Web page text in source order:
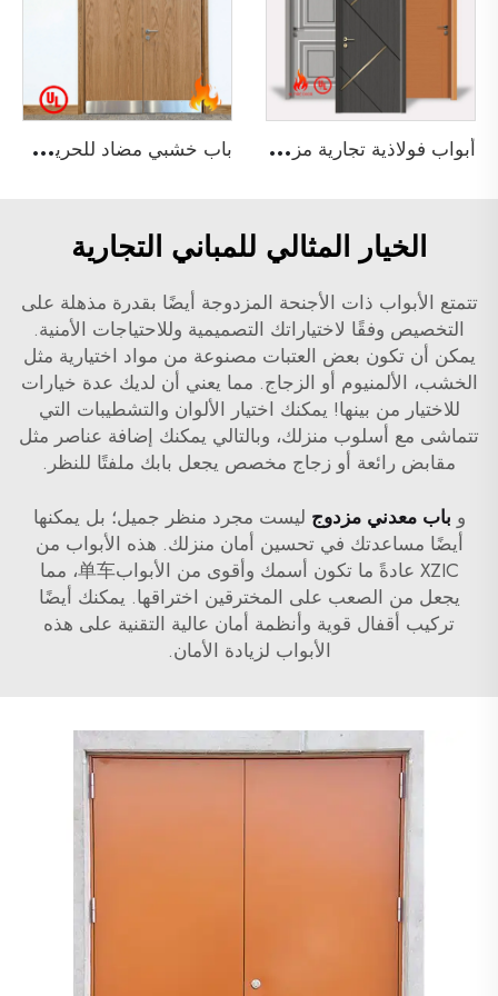
أ
بواب فولاذية تجارية مزدوجة وفردية مقاومة للحريق لمدة 3 ساعات ومصنفة من قبل UL لأبواب المجتمعات ب
اب خشبي مضاد للحريق لمدة 90 دقيقة غير متساوي مع شهادة UL لمبنى فندق
الخيار المثالي للمباني التجارية
تتمتع الأبواب ذات الأجنحة المزدوجة أيضًا بقدرة مذهلة على
التخصيص وفقًا لاختياراتك التصميمية وللاحتياجات الأمنية.
يمكن أن تكون بعض العتبات مصنوعة من مواد اختيارية مثل
الخشب، الألمنيوم أو الزجاج. مما يعني أن لديك عدة خيارات
للاختيار من بينها! يمكنك اختيار الألوان والتشطيبات التي
تتماشى مع أسلوب منزلك، وبالتالي يمكنك إضافة عناصر مثل
مقابض رائعة أو زجاج مخصص يجعل بابك ملفتًا للنظر.
و باب معدني مزدوج ليست مجرد منظر جميل؛ بل يمكنها
أيضًا مساعدتك في تحسين أمان منزلك. هذه الأبواب من
XZIC عادةً ما تكون أسمك وأقوى من الأبواب单车، مما
يجعل من الصعب على المخترقين اختراقها. يمكنك أيضًا
تركيب أقفال قوية وأنظمة أمان عالية التقنية على هذه
الأبواب لزيادة الأمان.